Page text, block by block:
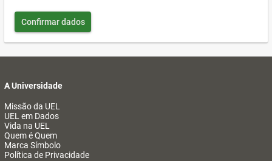
Confirmar dados
A Universidade
Missão da UEL
UEL em Dados
Vida na UEL
Quem é Quem
Marca Símbolo
Política de Privacidade